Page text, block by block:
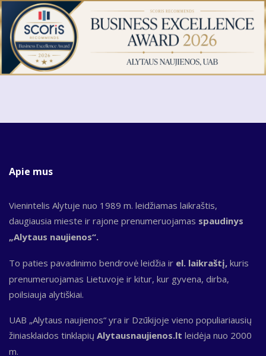
Apie mus
Vienintelis Alytuje nuo 1989 m. leidžiamas laikraštis,
daugiausia mieste ir rajone prenumeruojamas spaudinys
„Alytaus naujienos“.
To paties pavadinimo bendrovė leidžia ir el. laikraštį, kuris
prenumeruojamas Lietuvoje ir kitur, kur gyvena, dirba,
poilsiauja alytiškiai.
UAB „Alytaus naujienos“ yra ir Dzūkijoje vieno populiariausių
žiniasklaidos tinklapių Alytausnaujienos.lt leidėja nuo 2000
m.